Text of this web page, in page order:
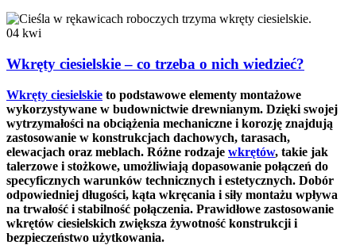
04 kwi
Wkręty ciesielskie – co trzeba o nich wiedzieć?
Wkręty ciesielskie to podstawowe elementy montażowe
wykorzystywane w budownictwie drewnianym. Dzięki swojej
wytrzymałości na obciążenia mechaniczne i korozję znajdują
zastosowanie w konstrukcjach dachowych, tarasach,
elewacjach oraz meblach. Różne rodzaje wkrętów, takie jak
talerzowe i stożkowe, umożliwiają dopasowanie połączeń do
specyficznych warunków technicznych i estetycznych. Dobór
odpowiedniej długości, kąta wkręcania i siły montażu wpływa
na trwałość i stabilność połączenia. Prawidłowe zastosowanie
wkrętów ciesielskich zwiększa żywotność konstrukcji i
bezpieczeństwo użytkowania.